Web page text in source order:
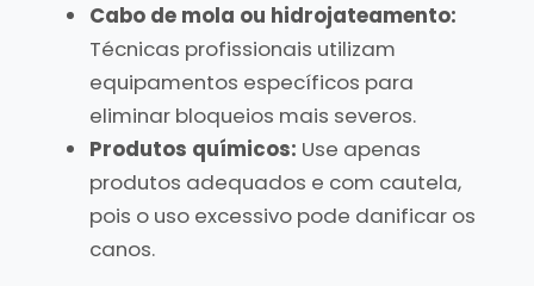
Cabo de mola ou hidrojateamento:
Técnicas profissionais utilizam
equipamentos específicos para
eliminar bloqueios mais severos.
Produtos químicos: Use apenas
produtos adequados e com cautela,
pois o uso excessivo pode danificar os
canos.